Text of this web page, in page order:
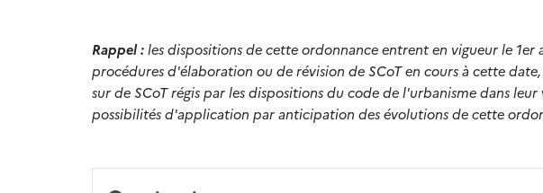
Rappel :les dispositions de cette ordonnance entrent en vigueur le
procédures d'élaboration ou de révision de SCoT en cours à cette
sur de SCoT régis par les dispositions du code de l'urbanisme dans
possibilités d'application par anticipation des évolutions de cette